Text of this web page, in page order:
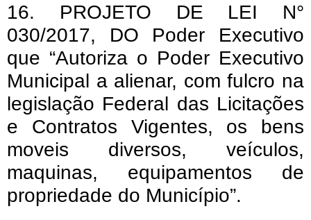
16. PROJETO DE LEI N°
030/2017, DO Poder Executivo
que “Autoriza o Poder Executivo
Municipal a alienar, com fulcro na
legislação Federal das Licitações
e Contratos Vigentes, os bens
moveis diversos, veículos,
maquinas, equipamentos de
propriedade do Município”.